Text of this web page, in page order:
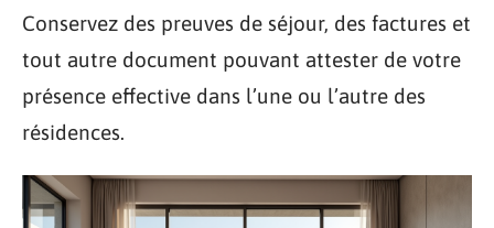
Conservez des preuves de séjour, des factures et
tout autre document pouvant attester de votre
présence effective dans l’une ou l’autre des
résidences.